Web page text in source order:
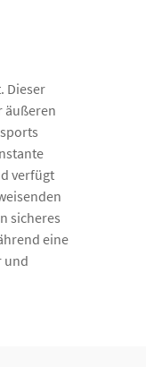
Dieser
äußeren
verfügt
sicheres
eine
und